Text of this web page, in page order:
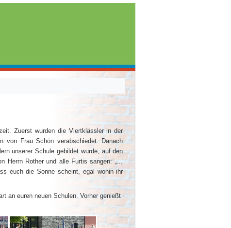
Zuerst wurden die Viertklässler in der
von Frau Schön verabschiedet. Danach
unserer Schule gebildet wurde, auf den
Herrn Rother und alle Furtis sangen: „…
euch die Sonne scheint, egal wohin ihr
an euren neuen Schulen. Vorher genießt